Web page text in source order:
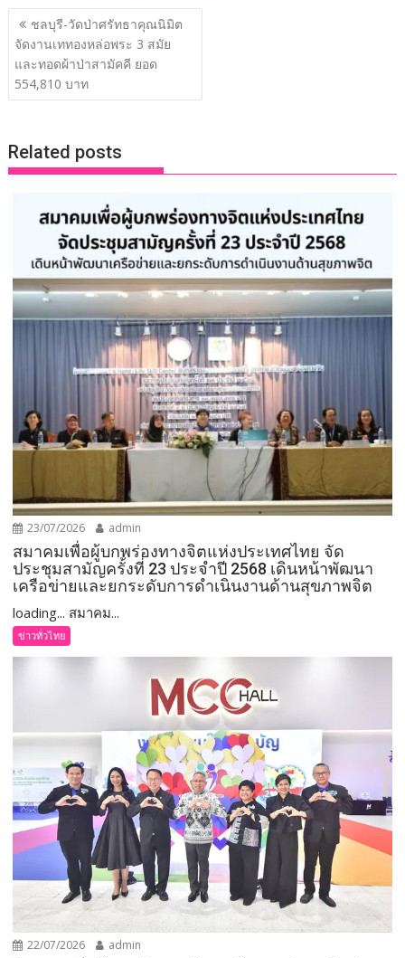
e
b
o
k
itt
er
k
e
e
แนะแนว
เรื่อง
ชลบุรี-วัดป่าศรัทธาคุณนิมิต
จัดงานเททองหล่อพระ 3 สมัย
และทอดผ้าป่าสามัคคี ยอด
554,810 บาท
Related posts
23/07/2026 admin
สมาคมเพื่อผู้บกพร่องทางจิตแห่งประเทศไทย จัด
ประชุมสามัญครั้งที่ 23 ประจำปี 2568 เดินหน้าพัฒนา
เครือข่ายและยกระดับการดำเนินงานด้านสุขภาพจิต
loading... สมาคม...
ข่าวทั่วไทย
22/07/2026 admin